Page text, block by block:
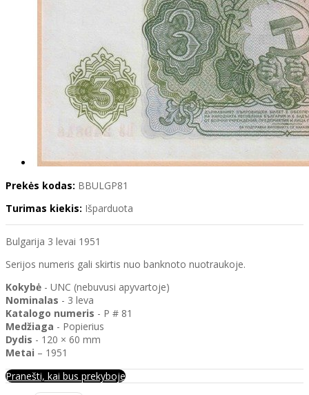
Prekės kodas: BBULGP81
Turimas kiekis: Išparduota
Bulgarija 3 levai 1951
Serijos numeris gali skirtis nuo banknoto nuotraukoje.
Kokybė - UNC (nebuvusi apyvartoje)
Nominalas - 3 leva
Katalogo numeris - P # 81
Medžiaga - Popierius
Dydis - 120 × 60 mm
Metai – 1951
Pranešti, kai bus prekyboje